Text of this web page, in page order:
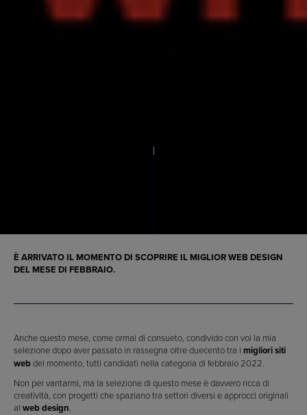
È ARRIVATO IL MOMENTO DI SCOPRIRE IL MIGLIOR WEB DESIGN
DEL MESE DI FEBBRAIO.
Anche questo mese, come ormai di consueto, condivido con voi la mia
selezione dopo aver passato in rassegna oltre duecento tra i migliori siti
web del momento, tutti candidati nella categoria di febbraio 2022.
Non per vantarmi, ma la selezione di questo mese è davvero ricca di
creatività, con progetti che spaziano tra settori diversi e approcci originali
al web design.